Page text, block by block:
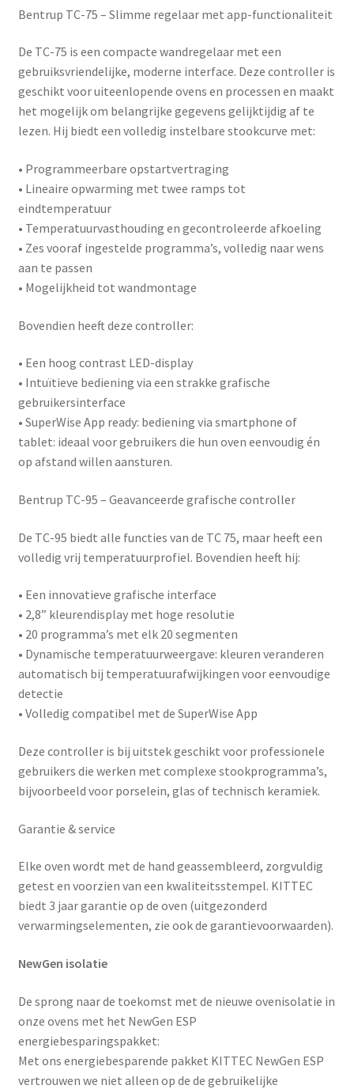
Bentrup TC-75 – Slimme regelaar met app-functionaliteit
De TC-75 is een compacte wandregelaar met een
gebruiksvriendelijke, moderne interface. Deze controller is
geschikt voor uiteenlopende ovens en processen en maakt
het mogelijk om belangrijke gegevens gelijktijdig af te
lezen. Hij biedt een volledig instelbare stookcurve met:
• Programmeerbare opstartvertraging
• Lineaire opwarming met twee ramps tot
eindtemperatuur
• Temperatuurvasthouding en gecontroleerde afkoeling
• Zes vooraf ingestelde programma’s, volledig naar wens
aan te passen
• Mogelijkheid tot wandmontage
Bovendien heeft deze controller:
• Een hoog contrast LED-display
• Intuïtieve bediening via een strakke grafische
gebruikersinterface
• SuperWise App ready: bediening via smartphone of
tablet: ideaal voor gebruikers die hun oven eenvoudig én
op afstand willen aansturen.
Bentrup TC-95 – Geavanceerde grafische controller
De TC-95 biedt alle functies van de TC 75, maar heeft een
volledig vrij temperatuurprofiel. Bovendien heeft hij:
• Een innovatieve grafische interface
• 2,8” kleurendisplay met hoge resolutie
• 20 programma’s met elk 20 segmenten
• Dynamische temperatuurweergave: kleuren veranderen
automatisch bij temperatuurafwijkingen voor eenvoudige
detectie
• Volledig compatibel met de SuperWise App
Deze controller is bij uitstek geschikt voor professionele
gebruikers die werken met complexe stookprogramma’s,
bijvoorbeeld voor porselein, glas of technisch keramiek.
Garantie & service
Elke oven wordt met de hand geassembleerd, zorgvuldig
getest en voorzien van een kwaliteitsstempel. KITTEC
biedt 3 jaar garantie op de oven (uitgezonderd
verwarmingselementen, zie ook de garantievoorwaarden).
NewGen isolatie
De sprong naar de toekomst met de nieuwe ovenisolatie in
onze ovens met het NewGen ESP
energiebesparingspakket:
Met ons energiebesparende pakket KITTEC NewGen ESP
vertrouwen we niet alleen op de de gebruikelijke